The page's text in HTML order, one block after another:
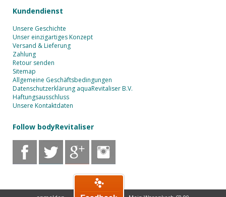
Kundendienst
Unsere Geschichte
Unser einzigartiges Konzept
Versand & Lieferung
Zahlung
Retour senden
Sitemap
Allgemeine Geschäftsbedingungen
Datenschutzerklärung aquaRevitaliser B.V.
Haftungsausschluss
Unsere Kontaktdaten
Follow bodyRevitaliser